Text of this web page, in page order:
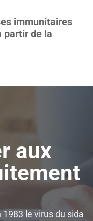
immunitaires
partir de la
aux
le virus du sida